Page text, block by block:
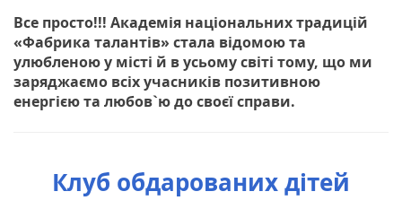
Все просто!!! Академія національних традицій
«Фабрика талантів» стала відомою та
улюбленою у місті й в усьому світі тому, що ми
заряджаємо всіх учасників позитивною
енергією та любов`ю до своєї справи.
Клуб обдарованих дітей